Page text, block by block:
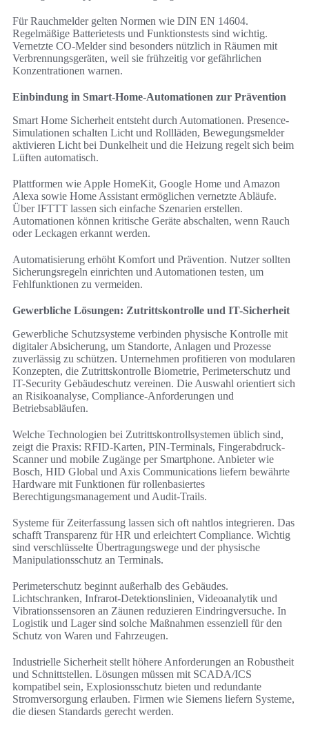
Für Rauchmelder gelten Normen wie DIN EN 14604.
Regelmäßige Batterietests und Funktionstests sind wichtig.
Vernetzte CO-Melder sind besonders nützlich in Räumen mit
Verbrennungsgeräten, weil sie frühzeitig vor gefährlichen
Konzentrationen warnen.
Einbindung in Smart-Home‑Automationen zur Prävention
Smart Home Sicherheit entsteht durch Automationen. Presence-
Simulationen schalten Licht und Rollläden, Bewegungsmelder
aktivieren Licht bei Dunkelheit und die Heizung regelt sich beim
Lüften automatisch.
Plattformen wie Apple HomeKit, Google Home und Amazon
Alexa sowie Home Assistant ermöglichen vernetzte Abläufe.
Über IFTTT lassen sich einfache Szenarien erstellen.
Automationen können kritische Geräte abschalten, wenn Rauch
oder Leckagen erkannt werden.
Automatisierung erhöht Komfort und Prävention. Nutzer sollten
Sicherungsregeln einrichten und Automationen testen, um
Fehlfunktionen zu vermeiden.
Gewerbliche Lösungen: Zutrittskontrolle und IT-Sicherheit
Gewerbliche Schutzsysteme verbinden physische Kontrolle mit
digitaler Absicherung, um Standorte, Anlagen und Prozesse
zuverlässig zu schützen. Unternehmen profitieren von modularen
Konzepten, die Zutrittskontrolle Biometrie, Perimeterschutz und
IT-Security Gebäudeschutz vereinen. Die Auswahl orientiert sich
an Risikoanalyse, Compliance-Anforderungen und
Betriebsabläufen.
Welche Technologien bei Zutrittskontrollsystemen üblich sind,
zeigt die Praxis: RFID-Karten, PIN-Terminals, Fingerabdruck-
Scanner und mobile Zugänge per Smartphone. Anbieter wie
Bosch, HID Global und Axis Communications liefern bewährte
Hardware mit Funktionen für rollenbasiertes
Berechtigungsmanagement und Audit-Trails.
Systeme für Zeiterfassung lassen sich oft nahtlos integrieren. Das
schafft Transparenz für HR und erleichtert Compliance. Wichtig
sind verschlüsselte Übertragungswege und der physische
Manipulationsschutz an Terminals.
Perimeterschutz beginnt außerhalb des Gebäudes.
Lichtschranken, Infrarot-Detektionslinien, Videoanalytik und
Vibrationssensoren an Zäunen reduzieren Eindringversuche. In
Logistik und Lager sind solche Maßnahmen essenziell für den
Schutz von Waren und Fahrzeugen.
Industrielle Sicherheit stellt höhere Anforderungen an Robustheit
und Schnittstellen. Lösungen müssen mit SCADA/ICS
kompatibel sein, Explosionsschutz bieten und redundante
Stromversorgung erlauben. Firmen wie Siemens liefern Systeme,
die diesen Standards gerecht werden.